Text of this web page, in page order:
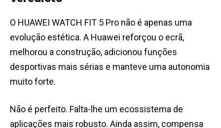
O HUAWEI WATCH FIT 5 Pro não é apenas uma
evolução estética. A Huawei reforçou o ecrã,
melhorou a construção, adicionou funções
desportivas mais sérias e manteve uma autonomia
muito forte.
Não é perfeito. Falta-lhe um ecossistema de
aplicações mais robusto. Ainda assim, compensa